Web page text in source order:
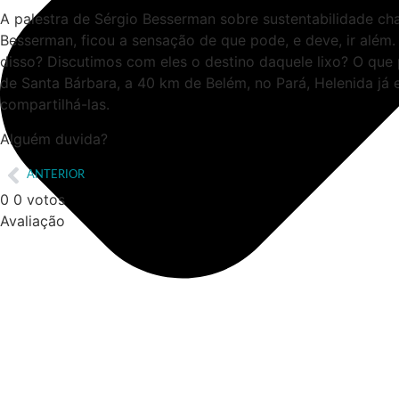
A palestra de Sérgio Besserman sobre sustentabilidade
Besserman, ficou a sensação de que pode, e deve, ir
disso? Discutimos com eles o destino daquele lixo? O
de Santa Bárbara, a 40 km de Belém, no Pará, Helenida
compartilhá-las.
Alguém duvida?
ANTERIOR
0 0 votos
Avaliação